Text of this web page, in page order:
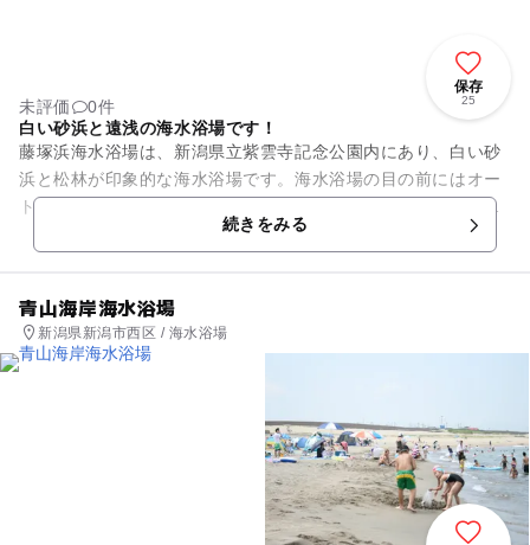
保存
25
未評価
0件
白い砂浜と遠浅の海水浴場です！
藤塚浜海水浴場は、新潟県立紫雲寺記念公園内にあり、白い砂
浜と松林が印象的な海水浴場です。海水浴場の目の前にはオー
トキャンプ場もありますので、毎年多くの観光客でにぎわいま
す。海は遠浅で水質も良好で...続きをみる
青山海岸海水浴場
新潟県新潟市西区 / 海水浴場